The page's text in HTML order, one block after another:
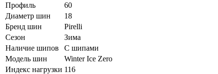
Профиль
60
Диаметр шин
18
Бренд шин
Pirelli
Сезон
Зима
Наличие шипов
С шипами
Модель шин
Winter Ice Zero
Индекс нагрузки 116